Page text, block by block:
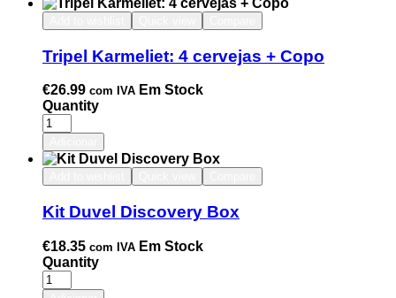
Tripel Karmeliet: 4 cervejas + Copo
€26.99 com IVA Em Stock
Quantity
Kit Duvel Discovery Box
€18.35 com IVA Em Stock
Quantity